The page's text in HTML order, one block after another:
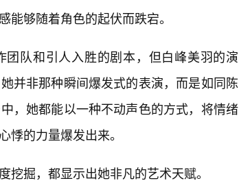
够随着角色的起伏而跌宕。
队和引人入胜的剧本，但白峰美羽的演
并非那种瞬间爆发式的表演，而是如同陈
，她都能以一种不动声色的方式，将情绪
悸的力量爆发出来。
掘，都显示出她非凡的艺术天赋。